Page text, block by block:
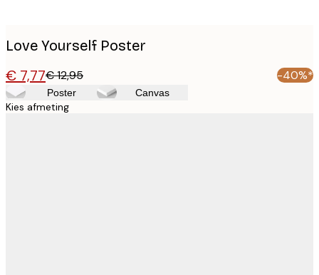
Love Yourself Poster
€ 7,77€ 12,95 -40%*
Poster Canvas
Kies afmeting